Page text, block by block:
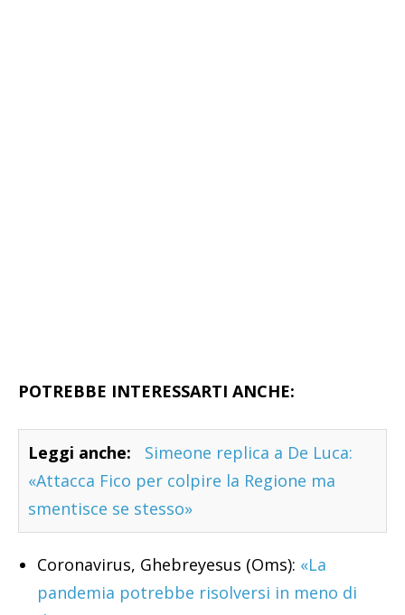
POTREBBE INTERESSARTI ANCHE:
Leggi anche:
Simeone replica a De Luca:
«Attacca Fico per colpire la Regione ma
smentisce se stesso»
Coronavirus, Ghebreyesus (Oms): «La
pandemia potrebbe risolversi in meno di